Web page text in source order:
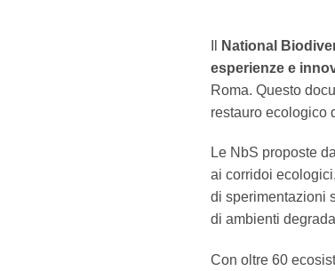
National
esperienze e
Roma. Questo
restauro ecologico
Le NbS proposte
ai corridoi
di sperimentazioni
di ambienti
Con oltre 60